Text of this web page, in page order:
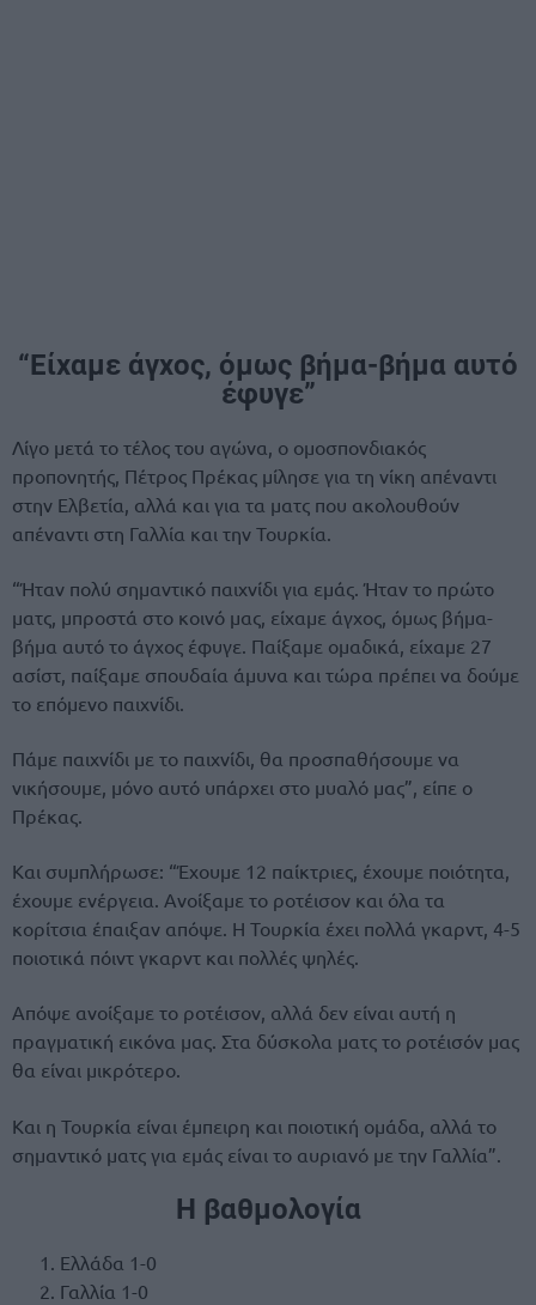
“Είχαμε άγχος, όμως βήμα-βήμα αυτό
έφυγε”
Λίγο μετά το τέλος του αγώνα, ο ομοσπονδιακός
προπονητής, Πέτρος Πρέκας μίλησε για τη νίκη απέναντι
στην Ελβετία, αλλά και για τα ματς που ακολουθούν
απέναντι στη Γαλλία και την Τουρκία.
“Ήταν πολύ σημαντικό παιχνίδι για εμάς. Ήταν το πρώτο
ματς, μπροστά στο κοινό μας, είχαμε άγχος, όμως βήμα-
βήμα αυτό το άγχος έφυγε. Παίξαμε ομαδικά, είχαμε 27
ασίστ, παίξαμε σπουδαία άμυνα και τώρα πρέπει να δούμε
το επόμενο παιχνίδι.
Πάμε παιχνίδι με το παιχνίδι, θα προσπαθήσουμε να
νικήσουμε, μόνο αυτό υπάρχει στο μυαλό μας”, είπε ο
Πρέκας.
Και συμπλήρωσε: “Έχουμε 12 παίκτριες, έχουμε ποιότητα,
έχουμε ενέργεια. Ανοίξαμε το ροτέισον και όλα τα
κορίτσια έπαιξαν απόψε. Η Τουρκία έχει πολλά γκαρντ, 4-5
ποιοτικά πόιντ γκαρντ και πολλές ψηλές.
Απόψε ανοίξαμε το ροτέισον, αλλά δεν είναι αυτή η
πραγματική εικόνα μας. Στα δύσκολα ματς το ροτέισόν μας
θα είναι μικρότερο.
Και η Τουρκία είναι έμπειρη και ποιοτική ομάδα, αλλά το
σημαντικό ματς για εμάς είναι το αυριανό με την Γαλλία”.
Η βαθμολογία
Ελλάδα 1-0
Γαλλία 1-0